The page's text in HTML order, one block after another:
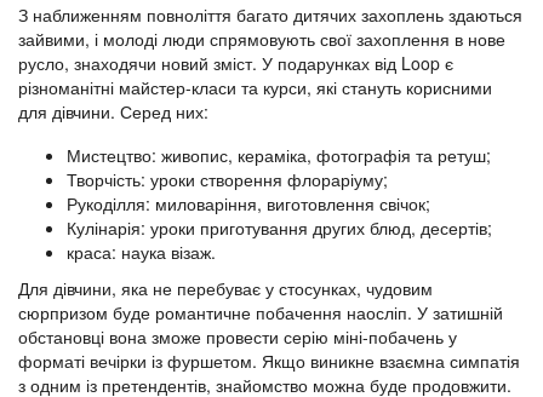
З наближенням повноліття багато дитячих захоплень здаються
зайвими, і молоді люди спрямовують свої захоплення в нове
русло, знаходячи новий зміст. У подарунках від Loop є
різноманітні майстер-класи та курси, які стануть корисними
для дівчини. Серед них:
Мистецтво: живопис, кераміка, фотографія та ретуш;
Творчість: уроки створення флораріуму;
Рукоділля: миловаріння, виготовлення свічок;
Кулінарія: уроки приготування других блюд, десертів;
краса: наука візаж.
Для дівчини, яка не перебуває у стосунках, чудовим
сюрпризом буде романтичне побачення наосліп. У затишній
обстановці вона зможе провести серію міні-побачень у
форматі вечірки із фуршетом. Якщо виникне взаємна симпатія
з одним із претендентів, знайомство можна буде продовжити.